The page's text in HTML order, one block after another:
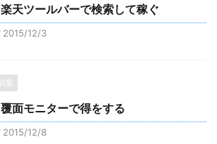
楽天ツールバーで検索して稼ぐ
2015/12/3
副業
覆面モニターで得をする
2015/12/8